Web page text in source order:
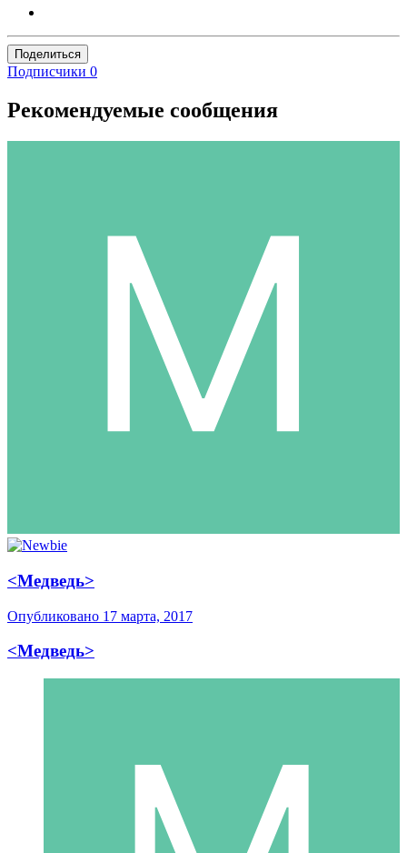
Поделиться
Подписчики 0
Рекомендуемые сообщения
<Медведь>
Опубликовано 17 марта, 2017
<Медведь>